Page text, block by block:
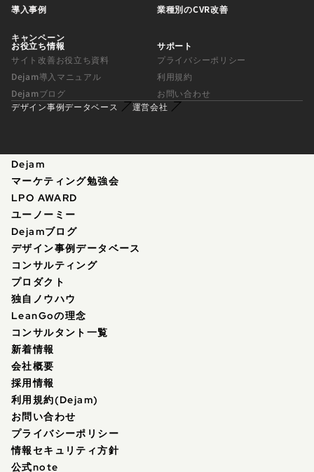
導入事例 業種別のCVR改善
キャンペーン
お役立ち情報
サイト改善お役立ち資料
Dejam導入マニュアル
Dejamブログ
サポート
プライバシーポリシー
利用規約
お問い合わせ
デザイン事例データベース
運営会社
Dejam
マーケティング勉強会
LPO AWARD
ユーノーミー
Dejamブログ
デザイン事例データベース
コンサルティング
プロダクト
独自ノウハウ
LeanGoの理念
コンサルタント一覧
新着情報
会社概要
採用情報
利用規約(Dejam)
お問い合わせ
プライバシーポリシー
情報セキュリティ方針
公式note